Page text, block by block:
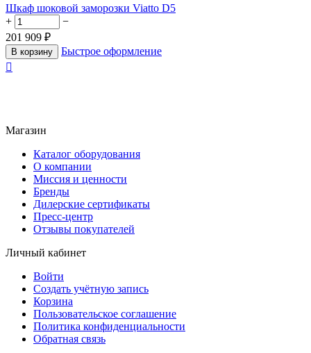
Шкаф шоковой заморозки Viatto D5
+
−
201 909 ₽
В корзину
Быстрое оформление

Магазин
Каталог оборудования
О компании
Миссия и ценности
Бренды
Дилерские сертификаты
Пресс-центр
Отзывы покупателей
Личный кабинет
Войти
Создать учётную запись
Корзина
Пользовательское соглашение
Политика конфиденциальности
Обратная связь